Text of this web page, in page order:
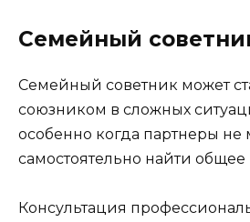
Семейный
Семейный советник может
союзником в сложных
особенно когда партнеры не
самостоятельно найти
Консультация